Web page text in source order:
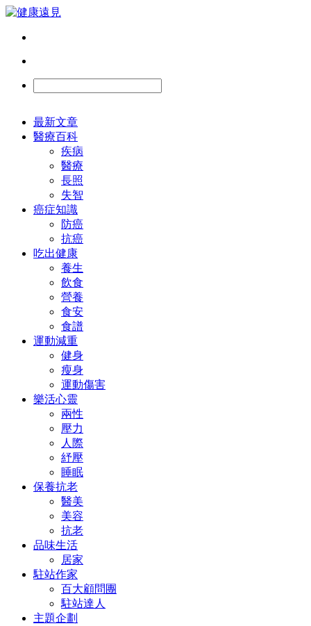
最新文章
醫療百科
疾病
醫療
長照
失智
癌症知識
防癌
抗癌
吃出健康
養生
飲食
營養
食安
食譜
運動減重
健身
瘦身
運動傷害
樂活心靈
兩性
壓力
人際
紓壓
睡眠
保養抗老
醫美
美容
抗老
品味生活
居家
駐站作家
百大顧問團
駐站達人
主題企劃